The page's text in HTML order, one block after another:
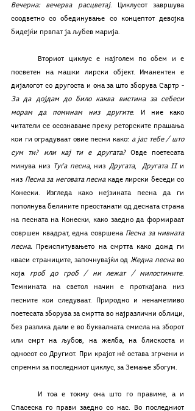
Вечерна: вечерва расцветај. Циклусот завршува
соодветно со обединување со концептот девојка
бидејќи првпат ја љубев марија.
посветен на машки лирски објект. Иманентен е
За да дојдам до било каква вистина за себеси
морам да поминам низ другите. И ние како
читатели се осознаваме преку реторските прашања
кои ги оградуваат овие песни како: а јас тебе / што
сум ти? или кај ти е другата? Овде поетесата
минува низ Туѓа песна, низ Другата, Другата II и
низ Песна за неговата песна каде лирски беседи со
Конески. Изгледа како нејзината песна да ги
пополнува белините преостанати од десната страна
на песната на Конески, како заедно да формираат
совршен квадрат, една совршена Песна за нивната
песна. Преиспитувањето на смртта како дожд ги
кваси страниците, започнувајќи од Жедна песна во
која
гроб до гроб / ни лежат / милостините.
Темнината на светол начин е проткајана низ
песните кои следуваат. Природно и ненаметливо
поетесата зборува за смртта во најразлични облици,
без разлика дали е во буквалната смисла на зборот
или смрт на љубов, на желба, на блискоста и
односот со Другиот. При крајот нѐ остава згрчени и
спремни за последниот циклус, за Земање збогум.
Спасеска го прави заедно со нас. Во последниот